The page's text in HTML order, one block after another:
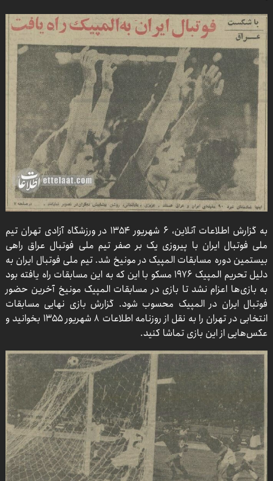
به گزارش اطلاعات آنلاین، ۶ شهریور ۱۳۵۴ در ورزشگاه آزادی تهران تیم
ملی فوتبال ایران با پیروزی یک بر صفر تیم ملی فوتبال عراق راهی
بیستمین دوره مسابقات المپیک در مونیخ شد. تیم ملی فوتبال ایران به
دلیل تحریم المپیک ۱۹۷۶ مسکو با این که به این مسابقات راه یافته بود
به بازی‌ها اعزام نشد تا بازی در مسابقات المپیک مونیخ آخرین حضور
فوتبال ایران در المپیک محسوب شود. گزارش بازی نهایی مسابقات
انتخابی در تهران را به نقل از روزنامه اطلاعات ۸ شهریور ۱۳۵۵ بخوانید و
عکس‌هایی از این بازی تماشا کنید.